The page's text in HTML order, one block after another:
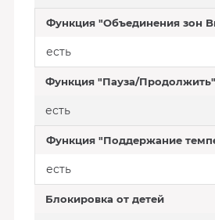
Функция "Объединения зон
есть
Функция "Пауза/Продолжить"
есть
Функция "Поддержание
есть
Блокировка от детей